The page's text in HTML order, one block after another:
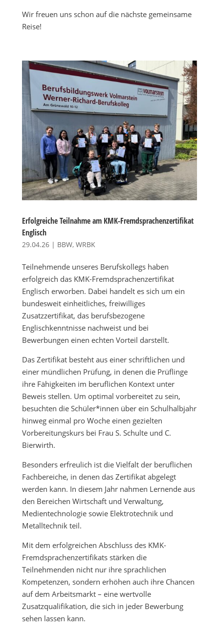
Wir freuen uns schon auf die nächste gemeinsame
Reise!
Erfolgreiche Teilnahme am KMK-Fremdsprachenzertifikat
Englisch
29.04.26| BBW, WRBK
Teilnehmende unseres Berufskollegs haben
erfolgreich das KMK-Fremdsprachenzertifikat
Englisch erworben. Dabei handelt es sich um ein
bundesweit einheitliches, freiwilliges
Zusatzzertifikat, das berufsbezogene
Englischkenntnisse nachweist und bei
Bewerbungen einen echten Vorteil darstellt.
Das Zertifikat besteht aus einer schriftlichen und
einer mündlichen Prüfung, in denen die Prüflinge
ihre Fähigkeiten im beruflichen Kontext unter
Beweis stellen. Um optimal vorbereitet zu sein,
besuchten die Schüler*innen über ein Schulhalbjahr
hinweg einmal pro Woche einen gezielten
Vorbereitungskurs bei Frau S. Schulte und C.
Bierwirth.
Besonders erfreulich ist die Vielfalt der beruflichen
Fachbereiche, in denen das Zertifikat abgelegt
werden kann. In diesem Jahr nahmen Lernende aus
den Bereichen Wirtschaft und Verwaltung,
Medientechnologie sowie Elektrotechnik und
Metalltechnik teil.
Mit dem erfolgreichen Abschluss des KMK-
Fremdsprachenzertifikats stärken die
Teilnehmenden nicht nur ihre sprachlichen
Kompetenzen, sondern erhöhen auch ihre Chancen
auf dem Arbeitsmarkt – eine wertvolle
Zusatzqualifikation, die sich in jeder Bewerbung
sehen lassen kann.